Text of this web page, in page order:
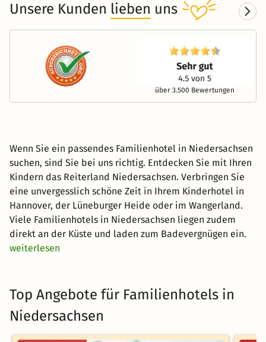
Unsere Kunden lieben uns
über 3.500 Bewertungen
Wenn Sie ein passendes Familienhotel in Niedersachsen
suchen, sind Sie bei uns richtig. Entdecken Sie mit Ihren
Kindern das Reiterland Niedersachsen. Verbringen Sie
eine unvergesslich schöne Zeit in Ihrem Kinderhotel in
Hannover, der Lüneburger Heide oder im Wangerland.
Viele Familienhotels in Niedersachsen liegen zudem
direkt an der Küste und laden zum Badevergnügen ein.
weiterlesen
Top Angebote für Familienhotels in
Niedersachsen